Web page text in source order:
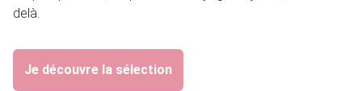
delà.
Je découvre la sélection